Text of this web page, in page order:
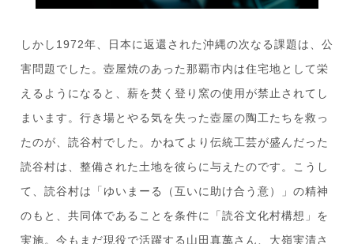
しかし1972年、日本に返還された沖縄の次なる課題は、公
害問題でした。壺屋焼のあった那覇市内は住宅地として栄
えるようになると、薪を焚く登り窯の使用が禁止されてし
まいます。行き場とやる気を失った壺屋の陶工たちを救っ
たのが、読谷村でした。かねてより伝統工芸が盛んだった
読谷村は、整備された土地を彼らに与えたのです。こうし
て、読谷村は「ゆいまーる（互いに助け合う意）」の精神
のもと、共同体であることを条件に「読谷文化村構想」を
実施。今もまだ現役で活躍する山田真萬さん、大嶺実清さ